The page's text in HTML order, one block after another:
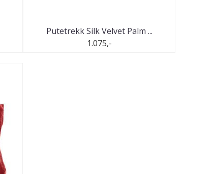
Putetrekk Silk Velvet Palm ...
1.075,-